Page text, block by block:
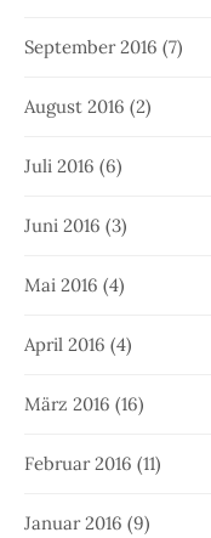
September 2016 (7)
August 2016 (2)
Juli 2016 (6)
Juni 2016 (3)
Mai 2016 (4)
April 2016 (4)
März 2016 (16)
Februar 2016 (11)
Januar 2016 (9)